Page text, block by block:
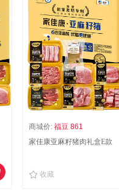
商城价: 福豆 861
家佳康亚麻籽猪肉礼盒E款
收藏